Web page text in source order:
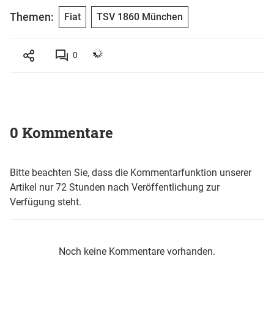
Themen: Fiat TSV 1860 München
0
0 Kommentare
Bitte beachten Sie, dass die Kommentarfunktion unserer
Artikel nur 72 Stunden nach Veröffentlichung zur
Verfügung steht.
Noch keine Kommentare vorhanden.